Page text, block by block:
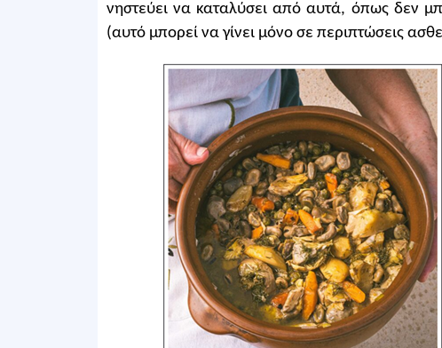
νηστεύει να καταλύσει από αυτά, όπως δεν
(αυτό μπορεί να γίνει μόνο σε περιπτώσεις